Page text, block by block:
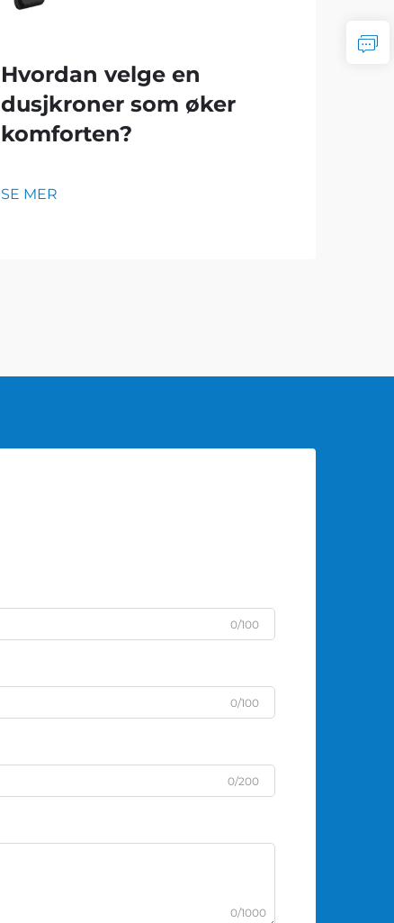
Hvordan velge en
dusjkroner som øker
komforten?
SE MER
0/100
0/100
0/200
0/1000